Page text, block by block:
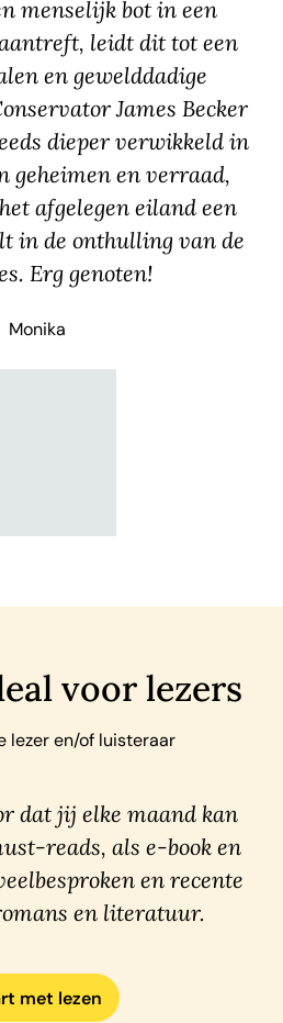
menselijk bot in een
leidt dit tot een
en gewelddadige
James Becker
dieper verwikkeld in
geheimen en verraad,
afgelegen eiland een
in de onthulling van de
Erg genoten!
Monika
voor lezers
lezer en/of luisteraar
dat jij elke maand kan
reads, als e-book en
en recente
en literatuur.
met lezen